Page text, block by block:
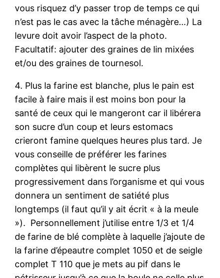
vous risquez d’y passer trop de temps ce qui
n’est pas le cas avec la tâche ménagère…) La
levure doit avoir l’aspect de la photo.
Facultatif: ajouter des graines de lin mixées
et/ou des graines de tournesol.
4. Plus la farine est blanche, plus le pain est
facile à faire mais il est moins bon pour la
santé de ceux qui le mangeront car il libérera
son sucre d’un coup et leurs estomacs
crieront famine quelques heures plus tard. Je
vous conseille de préférer les farines
complètes qui libèrent le sucre plus
progressivement dans l’organisme et qui vous
donnera un sentiment de satiété plus
longtemps (il faut qu’il y ait écrit « à la meule
»). Personnellement j’utilise entre 1/3 et 1/4
de farine de blé complète à laquelle j’ajoute de
la farine d’épeautre complet 1050 et de seigle
complet T 110 que je mets au pif dans le